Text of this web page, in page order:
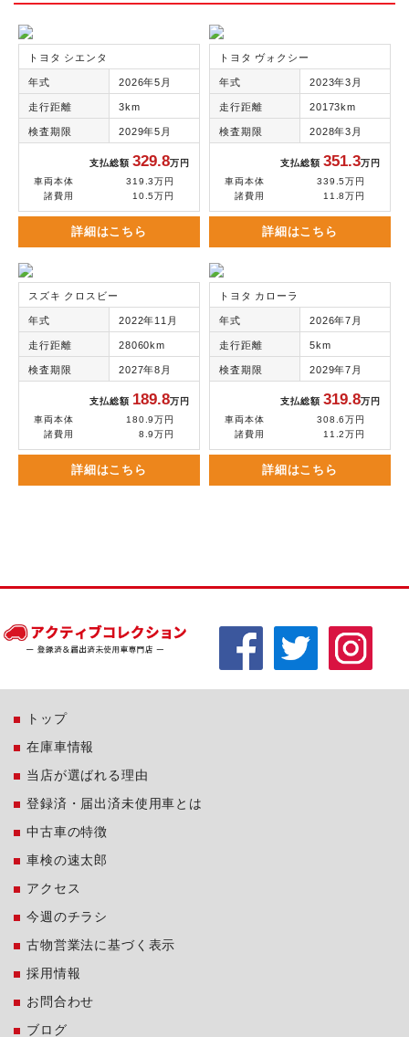
トヨタ シエンタ
年式 2026年5月
走行距離 3km
検査期限 2029年5月
支払総額329.8万円
車両本体
319.3万円
諸費用
10.5万円
詳細はこちら
トヨタ ヴォクシー
年式 2023年3月
走行距離 20173km
検査期限 2028年3月
支払総額351.3万円
車両本体
339.5万円
諸費用
11.8万円
詳細はこちら
スズキ クロスビー
年式 2022年11月
走行距離 28060km
検査期限 2027年8月
支払総額 189.8万円
車両本体
180.9万円
諸費用
8.9万円
詳細はこちら
トヨタ カローラ
年式 2026年7月
走行距離 5km
検査期限 2029年7月
支払総額319.8万円
車両本体
308.6万円
諸費用
11.2万円
詳細はこちら
トップ
在庫車情報
当店が選ばれる理由
登録済・届出済未使用車とは
中古車の特徴
車検の速太郎
アクセス
今週のチラシ
古物営業法に基づく表示
採用情報
お問合わせ
ブログ